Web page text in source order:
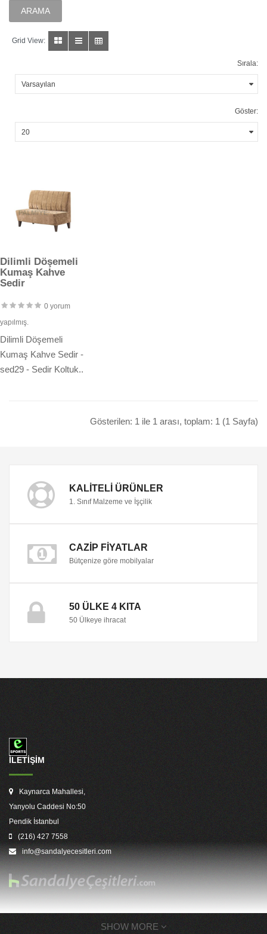
Grid View:
Sırala:
Göster:
Dilimli Döşemeli
Kumaş Kahve
Sedir
0 yorum
yapılmış.
Dilimli Döşemeli
Kumaş Kahve Sedir -
sed29 - Sedir Koltuk..
Gösterilen: 1 ile 1 arası, toplam: 1 (1 Sayfa)
KALITELI ÜRÜNLER
1. Sınıf Malzeme ve İşçilik
CAZIP FIYATLAR
Bütçenize göre mobilyalar
50 ÜLKE 4 KITA
50 Ülkeye ihracat
İLETİŞİM
Kaynarca Mahallesi,
Yanyolu Caddesi No:50
Pendik İstanbul
(216) 427 7558
info@sandalyecesitleri.com
SHOW MORE